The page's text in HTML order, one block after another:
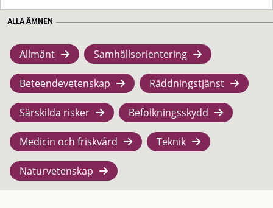
ALLA ÄMNEN
Allmänt Samhällsorientering
Beteendevetenskap Räddningstjänst
Särskilda risker Befolkningsskydd
Medicin och friskvård Teknik
Naturvetenskap